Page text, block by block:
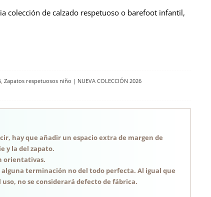
colección de calzado respetuoso o barefoot infantil,
, Zapatos respetuosos niño | NUEVA COLECCIÓN 2026
hay que añadir un espacio extra de margen de
y la del zapato.
orientativas.
terminación no del todo perfecta. Al igual que
no se considerará defecto de fábrica.